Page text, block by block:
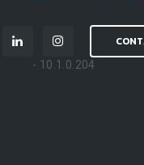
- 10.1.0.204